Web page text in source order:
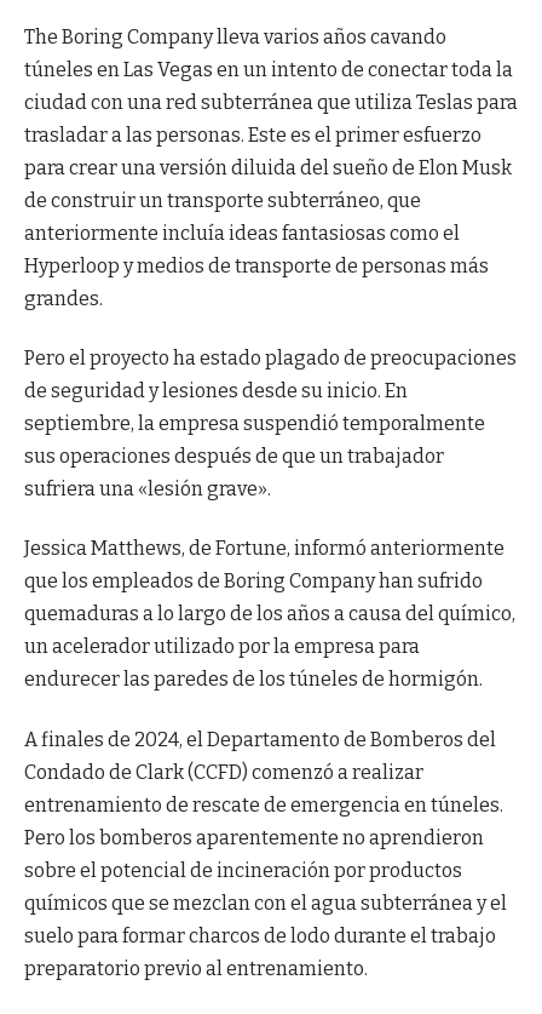
The Boring Company lleva varios años cavando
túneles en Las Vegas en un intento de conectar toda la
ciudad con una red subterránea que utiliza Teslas para
trasladar a las personas. Este es el primer esfuerzo
para crear una versión diluida del sueño de Elon Musk
de construir un transporte subterráneo, que
anteriormente incluía ideas fantasiosas como el
Hyperloop y medios de transporte de personas más
grandes.
Pero el proyecto ha estado plagado de preocupaciones
de seguridad y lesiones desde su inicio. En
septiembre, la empresa suspendió temporalmente
sus operaciones después de que un trabajador
sufriera una «lesión grave».
Jessica Matthews, de Fortune, informó anteriormente
que los empleados de Boring Company han sufrido
quemaduras a lo largo de los años a causa del químico,
un acelerador utilizado por la empresa para
endurecer las paredes de los túneles de hormigón.
A finales de 2024, el Departamento de Bomberos del
Condado de Clark (CCFD) comenzó a realizar
entrenamiento de rescate de emergencia en túneles.
Pero los bomberos aparentemente no aprendieron
sobre el potencial de incineración por productos
químicos que se mezclan con el agua subterránea y el
suelo para formar charcos de lodo durante el trabajo
preparatorio previo al entrenamiento.